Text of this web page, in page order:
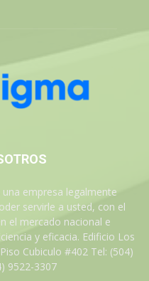
empresa legalmente
servirle a usted, con el
el mercado nacional e
y eficacia. Edificio Los
Cubiculo #402 Tel: (504)
9522-3307